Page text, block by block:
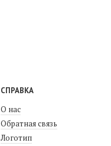
СПРАВКА
О нас
Обратная связь
Логотип